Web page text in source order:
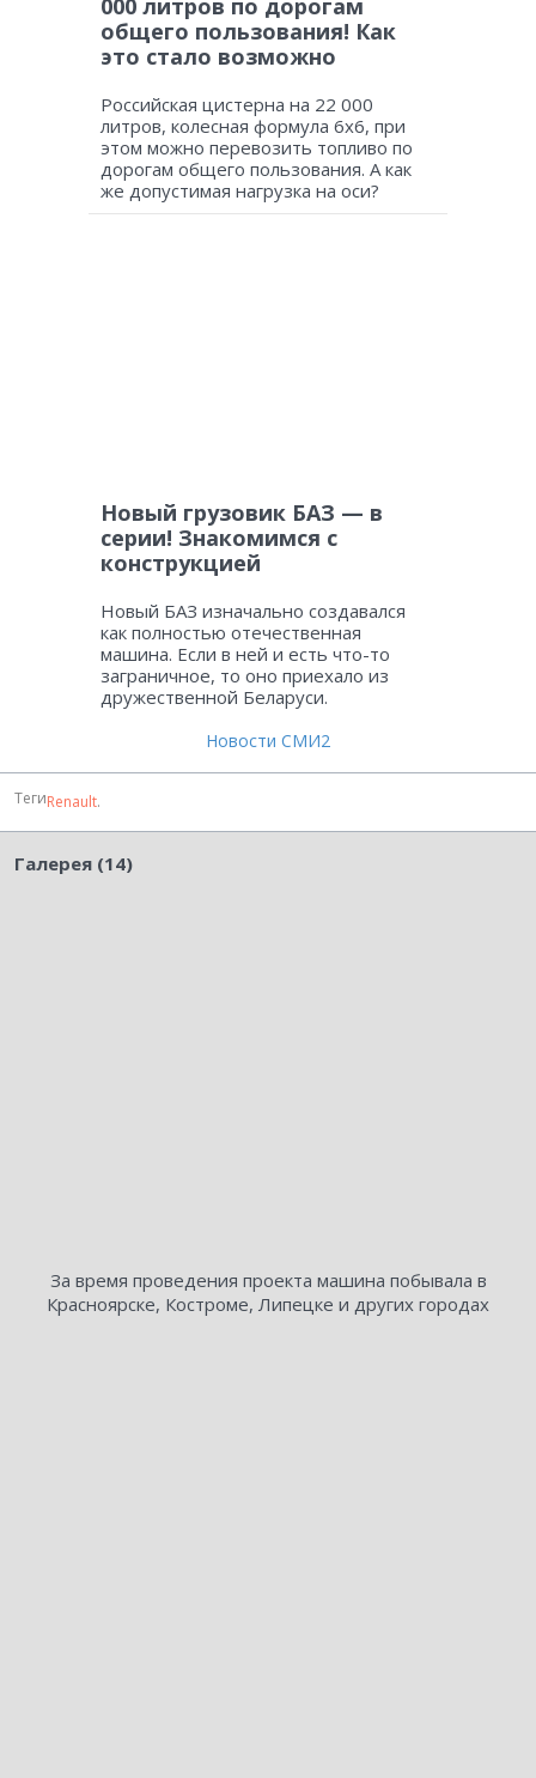
000 литров по дорогам
общего пользования! Как
это стало возможно
Российская цистерна на 22 000
литров, колесная формула 6х6, при
этом можно перевозить топливо по
дорогам общего пользования. А как
же допустимая нагрузка на оси?
Новый грузовик БАЗ — в
серии! Знакомимся с
конструкцией
Новый БАЗ изначально создавался
как полностью отечественная
машина. Если в ней и есть что-то
заграничное, то оно приехало из
дружественной Беларуси.
Новости СМИ2
ТегиRenault.
Галерея (14)
За время проведения проекта машина побывала в
Красноярске, Костроме, Липецке и других городах